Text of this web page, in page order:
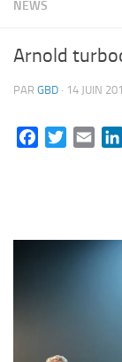
NEWS
Arnold
PAR GBD · 14 JUIN
FacebookTwitterEmail